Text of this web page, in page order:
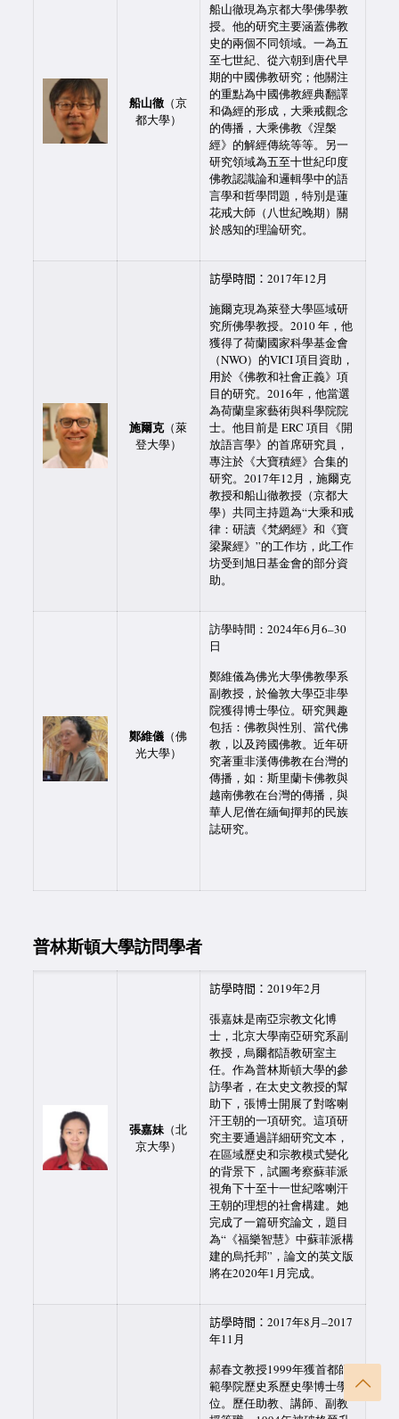
船山徹 （京
都大學）
船山徹現為京都大學佛學教
授。他的研究主要涵蓋佛教
史的兩個不同領域。一為五
至七世紀、從六朝到唐代早
期的中國佛教研究；他關注
的重點為中國佛教經典翻譯
和偽經的形成，大乘戒觀念
的傳播，大乘佛教《涅槃
經》的解經傳統等等。另一
研究領域為五至十世紀印度
佛教認識論和邏輯學中的語
言學和哲學問題，特別是蓮
花戒大師（八世紀晚期）關
於感知的理論研究。
施爾克（萊
登大學）
訪學時間： 2017年12月
施爾克現為萊登大學區域研
究所佛學教授。2010 年，他
獲得了荷蘭國家科學基金會
（NWO）的VICI 項目資助，
用於《佛教和社會正義》項
目的研究。2016年，他當選
為荷蘭皇家藝術與科學院院
士。他目前是 ERC 項目《開
放語言學》的首席研究員，
專注於《大寶積經》合集的
研究。2017年12月，施爾克
教授和船山徹教授（京都大
學）共同主持題為“大乘和戒
律：研讀《梵網經》和《寶
梁聚經》”的工作坊，此工作
坊受到旭日基金會的部分資
助。
鄭維儀 （佛
光大學）
訪學時間：2024年6月6–30
日
鄭維儀為佛光大學佛教學系
副教授，於倫敦大學亞非學
院獲得博士學位。研究興趣
包括：佛教與性別、當代佛
教，以及跨國佛教。近年研
究著重非漢傳佛教在台灣的
傳播，如：斯里蘭卡佛教與
越南佛教在台灣的傳播，與
華人尼僧在緬甸撣邦的民族
誌研究。
普林斯頓大學訪問學者
張嘉妹（北
京大學）
訪學時間： 2019年2月
張嘉妹是南亞宗教文化博
士，北京大學南亞研究系副
教授，烏爾都語教研室主
任。作為普林斯頓大學的參
訪學者，在太史文教授的幫
助下，張博士開展了對喀喇
汗王朝的一項研究。這項研
究主要通過詳細研究文本，
在區域歷史和宗教模式變化
的背景下，試圖考察蘇菲派
視角下十至十一世紀喀喇汗
王朝的理想的社會構建。她
完成了一篇研究論文，題目
為“《福樂智慧》中蘇菲派構
建的烏托邦”，論文的英文版
將在2020年1月完成。
訪學時間： 2017年8月–2017
年11月
郝春文教授1999年獲首都師
範學院歷史系歷史學博士學
位。歷任助教、講師、副教